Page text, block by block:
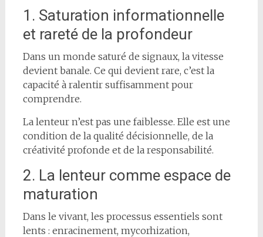
1. Saturation informationnelle
et rareté de la profondeur
Dans un monde saturé de signaux, la vitesse
devient banale. Ce qui devient rare, c’est la
capacité à ralentir suffisamment pour
comprendre.
La lenteur n’est pas une faiblesse. Elle est une
condition de la qualité décisionnelle, de la
créativité profonde et de la responsabilité.
2. La lenteur comme espace de
maturation
Dans le vivant, les processus essentiels sont
lents : enracinement, mycorhization,